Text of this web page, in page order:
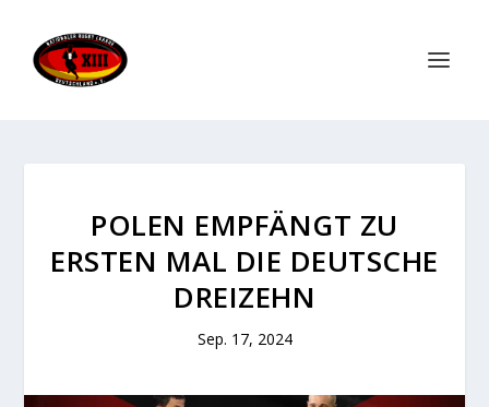
POLEN EMPFÄNGT ZU
ERSTEN MAL DIE DEUTSCHE
DREIZEHN
Sep. 17, 2024